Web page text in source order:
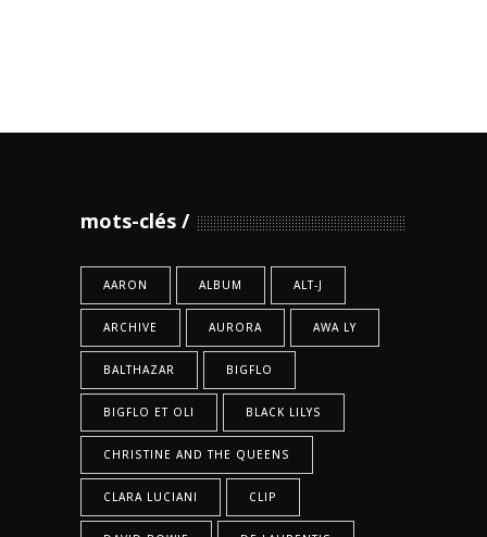
mots-clés
AARON ALBUM ALT-J
ARCHIVE AURORA AWA LY
BALTHAZAR BIGFLO
BIGFLO ET OLI BLACK LILYS
CHRISTINE AND THE QUEENS
CLARA LUCIANI CLIP